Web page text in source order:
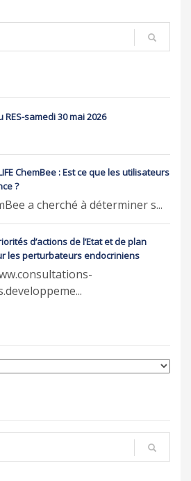
samedi 30 mai 2026
ChemBee : Est ce que les utilisateurs
?
a cherché à déterminer s...
d’actions de l’Etat et de plan
les perturbateurs endocriniens